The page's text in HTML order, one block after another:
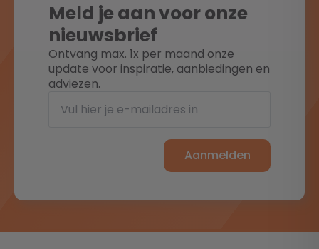
Meld je aan voor onze
nieuwsbrief
Ontvang max. 1x per maand onze
update voor inspiratie, aanbiedingen en
adviezen.
Aanmelden